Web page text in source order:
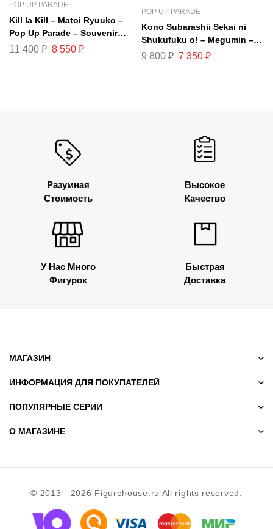
POP UP PARADE
Kill la Kill – Matoi Ryuuko –
Pop Up Parade – Souvenir
Jacket Ver., L
11 400₽ 8 550 ₽
POP UP PARADE
Kono Subarashii Sekai ni
Shukufuku o! – Megumin –
Pop Up Parade – Bunny Ver.,
9 800₽ 7 350 ₽
У Нас Много
Фигурок
Разумная
Стоимость
Быстрая
Доставка
Высокое
Качество
МАГАЗИН
ИНФОРМАЦИЯ ДЛЯ ПОКУПАТЕЛЕЙ
ПОПУЛЯРНЫЕ СЕРИИ
О МАГАЗИНЕ
© 2013 - 2026 Figurehouse.ru All rights reserved.